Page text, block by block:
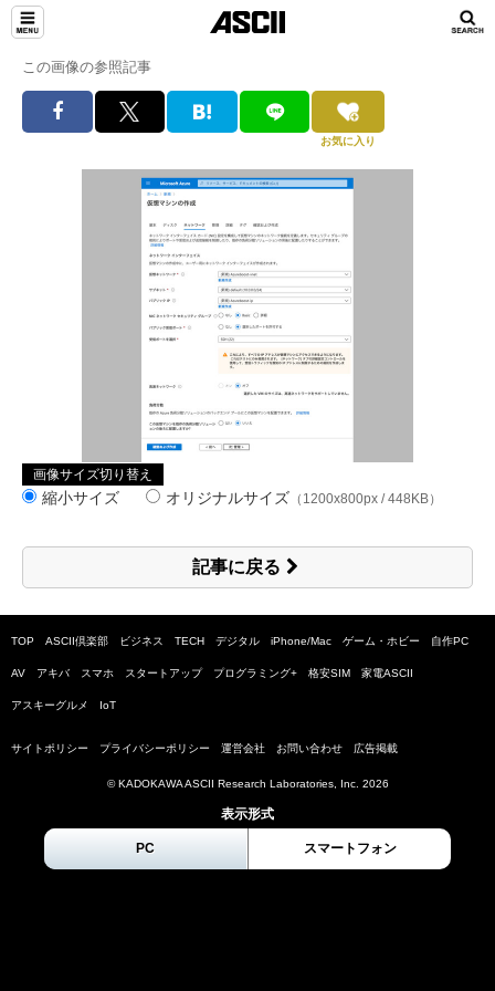
この画像の参照記事
お気に入り
画像サイズ切り替え
縮小サイズ オリジナルサイズ （1200x800px / 448KB）
記事に戻る
TOP ASCII倶楽部 ビジネス TECH デジタル iPhone/Mac ゲーム・ホビー 自作PC
AV アキバ スマホ スタートアップ プログラミング+ 格安SIM 家電ASCII
アスキーグルメ IoT
サイトポリシー プライバシーポリシー 運営会社 お問い合わせ 広告掲載
© KADOKAWA ASCII Research Laboratories, Inc. 2026
表示形式
PC スマートフォン